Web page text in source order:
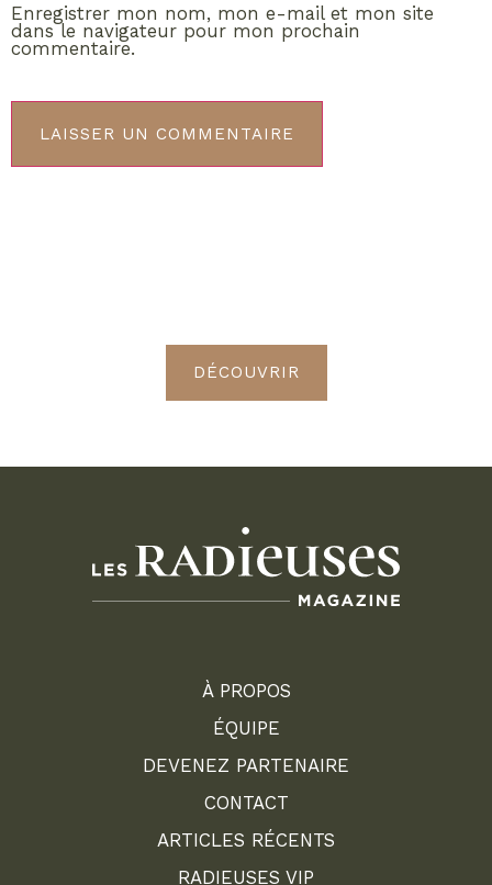
Enregistrer mon nom, mon e-mail et mon site
dans le navigateur pour mon prochain
commentaire.
DÉCOUVRIR
À PROPOS
ÉQUIPE
DEVENEZ PARTENAIRE
CONTACT
ARTICLES RÉCENTS
RADIEUSES VIP